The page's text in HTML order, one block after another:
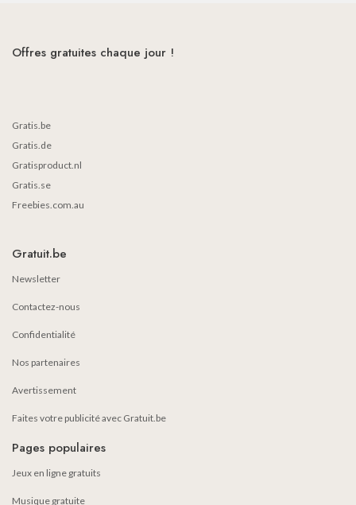
Offres gratuites chaque jour !
Gratis.be
Gratis.de
Gratisproduct.nl
Gratis.se
Freebies.com.au
Gratuit.be
Newsletter
Contactez-nous
Confidentialité
Nos partenaires
Avertissement
Faites votre publicité avec Gratuit.be
Pages populaires
Jeux en ligne gratuits
Musique gratuite